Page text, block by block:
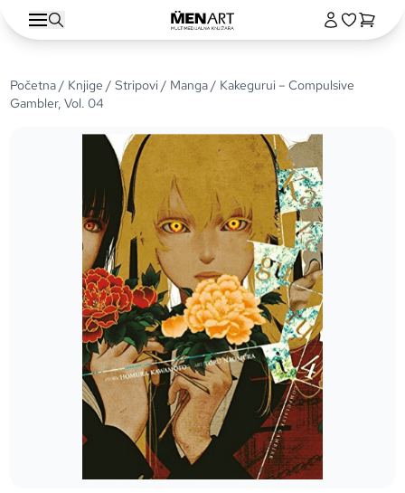
Početna/ Knjige /Stripovi/ Manga/ Kakegurui – Compulsive
Gambler, Vol. 04